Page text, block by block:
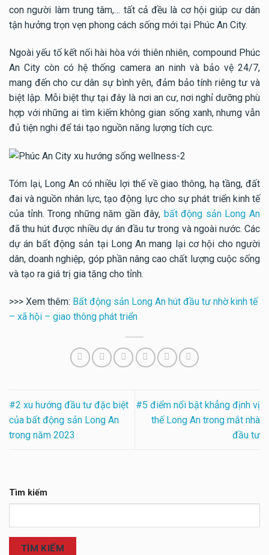
con người làm trung tâm,… tất cả đều là cơ hội giúp cư dân
tận hưởng trọn vẹn phong cách sống mới tại Phúc An City.
Ngoài yếu tố kết nối hài hòa với thiên nhiên, compound Phúc
An City còn có hệ thống camera an ninh và bảo vệ 24/7,
mang đến cho cư dân sự bình yên, đảm bảo tính riêng tư và
biệt lập. Mỗi biệt thự tại đây là nơi an cư, nơi nghỉ dưỡng phù
hợp với những ai tìm kiếm không gian sống xanh, nhưng vẫn
đủ tiện nghi để tái tạo nguồn năng lượng tích cực.
Tóm lại, Long An có nhiều lợi thế về giao thông, hạ tầng, đất
đai và nguồn nhân lực, tạo động lực cho sự phát triển kinh tế
của tỉnh. Trong những năm gần đây, bất động sản Long An
đã thu hút được nhiều dự án đầu tư trong và ngoài nước. Các
dự án bất động sản tại Long An mang lại cơ hội cho người
dân, doanh nghiệp, góp phần nâng cao chất lượng cuộc sống
và tạo ra giá trị gia tăng cho tỉnh.
>>> Xem thêm: Bất động sản Long An hút đầu tư nhờ kinh tế
– xã hội – giao thông phát triển
#2 xu hướng đầu tư đặc biệt
của bất động sản Long An
trong năm 2023
#5 điểm nổi bật khẳng định vị
thế Long An trong mắt nhà
đầu tư
Tìm kiếm
TÌM KIẾM